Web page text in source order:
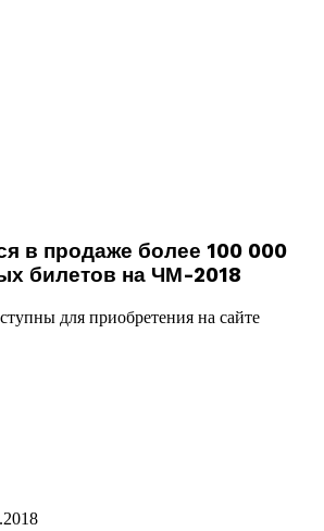
в продаже более 100 000
билетов на ЧМ-2018
для приобретения на сайте